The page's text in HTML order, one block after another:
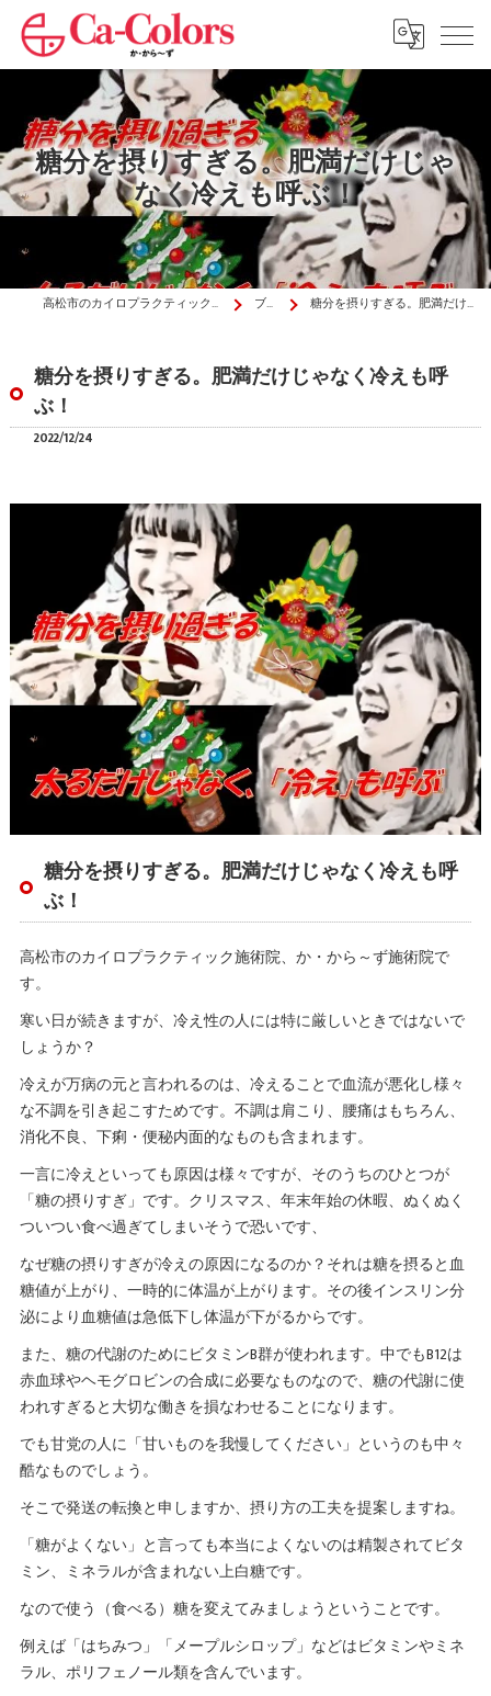
糖分を摂りすぎる。肥満だけじゃ
なく冷えも呼ぶ！
高松市のカイロプラクティックはか・から～ず施術院 ブログ 糖分を摂りすぎる。肥満だけじゃなく冷えも呼ぶ！
糖分を摂りすぎる。肥満だけじゃなく冷えも呼
ぶ！
2022/12/24
糖分を摂りすぎる。肥満だけじゃなく冷えも呼
ぶ！
高松市のカイロプラクティック施術院、か・から～ず施術院で
す。
寒い日が続きますが、冷え性の人には特に厳しいときではないで
しょうか？
冷えが万病の元と言われるのは、冷えることで血流が悪化し様々
な不調を引き起こすためです。不調は肩こり、腰痛はもちろん、
消化不良、下痢・便秘内面的なものも含まれます。
一言に冷えといっても原因は様々ですが、そのうちのひとつが
「糖の摂りすぎ」です。クリスマス、年末年始の休暇、ぬくぬく
ついつい食べ過ぎてしまいそうで恐いです、
なぜ糖の摂りすぎが冷えの原因になるのか？それは糖を摂ると血
糖値が上がり、一時的に体温が上がります。その後インスリン分
泌により血糖値は急低下し体温が下がるからです。
また、糖の代謝のためにビタミンB群が使われます。中でもB12は
赤血球やヘモグロビンの合成に必要なものなので、糖の代謝に使
われすぎると大切な働きを損なわせることになります。
でも甘党の人に「甘いものを我慢してください」というのも中々
酷なものでしょう。
そこで発送の転換と申しますか、摂り方の工夫を提案しますね。
「糖がよくない」と言っても本当によくないのは精製されてビタ
ミン、ミネラルが含まれない上白糖です。
なので使う（食べる）糖を変えてみましょうということです。
例えば「はちみつ」「メープルシロップ」などはビタミンやミネ
ラル、ポリフェノール類を含んでいます。